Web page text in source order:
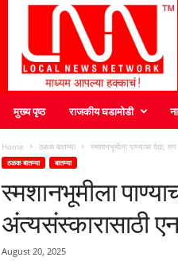
मुख्य पृष्ठ राजकीय घडामोडी
Home ठळक बातम्या स्मशानभूमीला पाण्याचा वेढा;
ठळक बातम्या बातम्या
स्मशानभूमीला
अंत्यसंस्कारासाठी
August 20, 2025